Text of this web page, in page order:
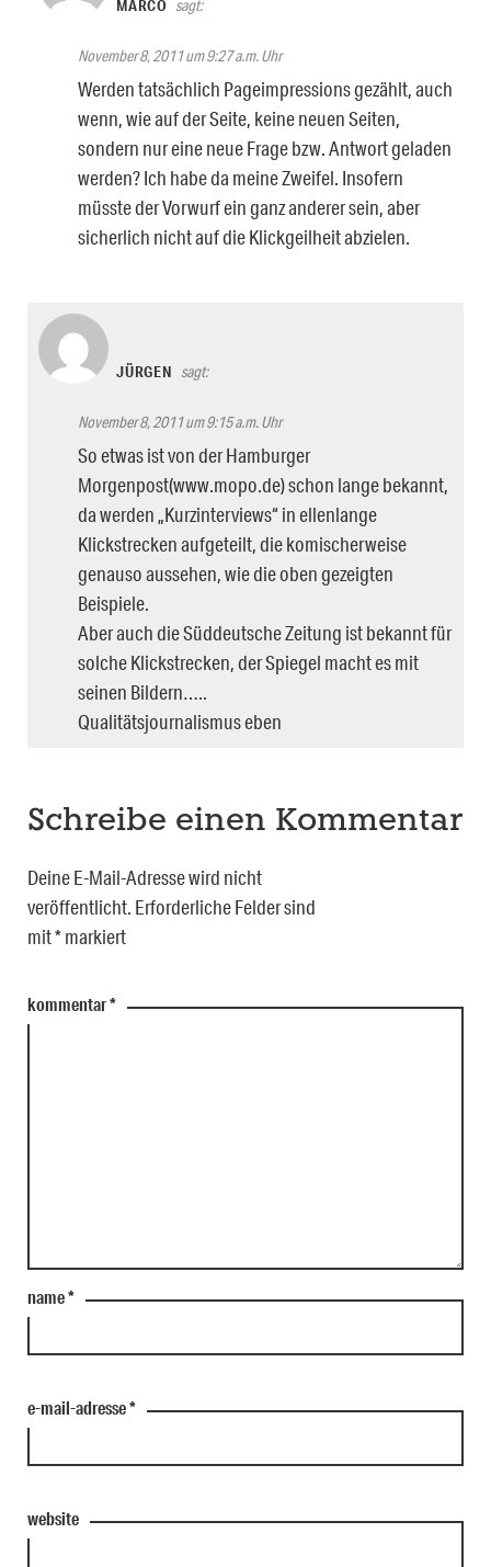
MARCO sagt:
November 8, 2011 um 9:27 a.m. Uhr
Werden tatsächlich Pageimpressions gezählt, auch
wenn, wie auf der Seite, keine neuen Seiten,
sondern nur eine neue Frage bzw. Antwort geladen
werden? Ich habe da meine Zweifel. Insofern
müsste der Vorwurf ein ganz anderer sein, aber
sicherlich nicht auf die Klickgeilheit abzielen.
JÜRGEN sagt:
November 8, 2011 um 9:15 a.m. Uhr
So etwas ist von der Hamburger
Morgenpost(www.mopo.de) schon lange bekannt,
da werden „Kurzinterviews“ in ellenlange
Klickstrecken aufgeteilt, die komischerweise
genauso aussehen, wie die oben gezeigten
Beispiele.
Aber auch die Süddeutsche Zeitung ist bekannt für
solche Klickstrecken, der Spiegel macht es mit
seinen Bildern…..
Qualitätsjournalismus eben
Schreibe einen Kommentar
Deine E-Mail-Adresse wird nicht
veröffentlicht. Erforderliche Felder sind
mit*markiert
kommentar*
name*
e-mail-adresse*
website